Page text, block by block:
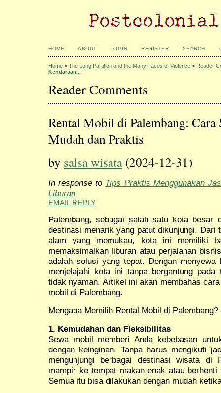
HOME ABOUT LOGIN REGISTER SEARCH
Home > The Long Partition and the Many Faces of Violence > Reader
Kendaraan...
Reader Comments
Rental Mobil di Palembang: Cara
Mudah dan Praktis
by salsa wisata (2024-12-31)
In response to Tips Praktis Menggunakan
Liburan
EMAIL REPLY
Palembang, sebagai salah satu kota besar
destinasi menarik yang patut dikunjungi. Dari
alam yang memukau, kota ini memiliki
memaksimalkan liburan atau perjalanan
adalah solusi yang tepat. Dengan menyewa
menjelajahi kota ini tanpa bergantung
tidak nyaman. Artikel ini akan membahas
mobil di Palembang.
Mengapa Memilih Rental Mobil di Palembang?
1. Kemudahan dan Fleksibilitas
Sewa mobil memberi Anda kebebasan
dengan keinginan. Tanpa harus mengikuti
mengunjungi berbagai destinasi wisata di
mampir ke tempat makan enak atau
Semua itu bisa dilakukan dengan mudah